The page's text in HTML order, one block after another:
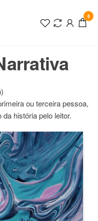
0
ou terceira pessoa,
história pelo leitor.